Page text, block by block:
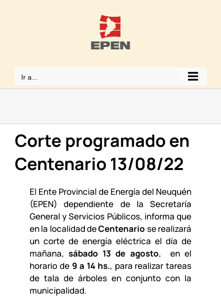
Ir a...
Corte programado en
Centenario 13/08/22
El Ente Provincial de Energía del Neuquén
(EPEN) dependiente de la Secretaría
General y Servicios Públicos, informa que
en la localidad deCentenario se realizará
un corte de energía eléctrica el día de
mañana,sábado 13 de agosto, en el
horario de 9 a 14 hs., para realizar tareas
de tala de árboles en conjunto con la
municipalidad.